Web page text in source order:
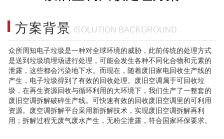
方案背景 /SOLUTION BACKGROUND
众所周知电子垃圾是一种对全球环境的威胁，此前传统的处理方式
是送到垃圾填埋场进行处理，可能会发生各种不同化合物和元素的
泄露，这些都会污染地下水。而现在，随着废旧家电回收生产线的
产生，电子垃圾得到了有效的回收处理。废旧空调属于可回收垃
圾，在再生资源回收与循环利用的大环境下，我们生产了一整套的
废旧空调拆解破碎生产线。可快速有效的回收废旧空调里的可利用
资源。废空调拆解平台采用新拆解技术，实现废旧空调拆解再利
用；拆解过程无废气废水产生，无粉尘泄露，符合国家环保要求。